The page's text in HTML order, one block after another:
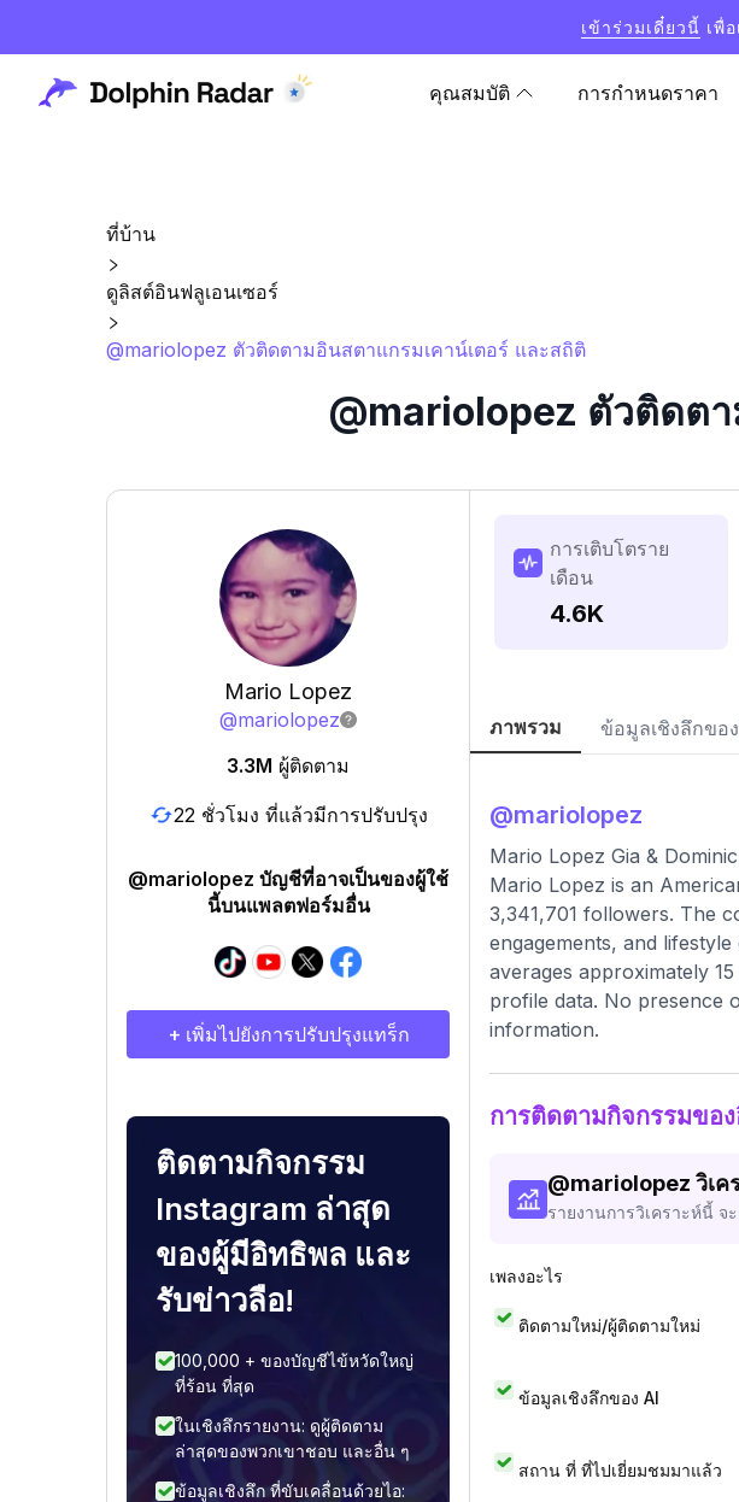
เข้าร่วมเดี๋ยวนี้ เพื่
คุณสมบัติ การกำหนดราคา
ที่บ้าน
ดูลิสต์อินฟลูเอนเซอร์
@mariolopez ตัวติดตามอินสตาแกรมเคาน์เตอร์ และสถิติ
@mariolopez ตัวติดต
Mario Lopez
@mariolopez
3.3M ผู้ติดตาม
22 ชั่วโมง ที่แล้วมีการปรับปรุง
@mariolopez บัญชีที่อาจเป็นของผู้ใช้
นี้บนแพลตฟอร์มอื่น
+ เพิ่มไปยังการปรับปรุงแทร็ก
ติดตามกิจกรรม
Instagram ล่าสุด
ของผู้มีอิทธิพล และ
รับข่าวลือ!
100,000 + ของบัญชีไข้หวัดใหญ่
ที่ร้อน ที่สุด
ในเชิงลึกรายงาน: ดูผู้ติดตาม
ล่าสุดของพวกเขาชอบ และอื่น ๆ
ข้อมูลเชิงลึก ที่ขับเคลื่อนด้วยไอ:
การเติบโตราย
เดือน
4.6K
ภาพรวม ข้อมูลเชิงลึกขอ
@mariolopez
Mario Lopez Gia & Dominic
Mario Lopez is an
3,341,701 followers. The
engagements, and
averages approximately
profile data. No presence
information.
การติดตามกิจกรรมขอ
@mariolopez วิเ
รายงานการวิเคราะห์นี้
เพลงอะไร
ติดตามใหม่/ผู้ติดตามใหม่
ข้อมูลเชิงลึกของ AI
สถาน ที่ ที่ไปเยี่ยมชมมาแล้ว